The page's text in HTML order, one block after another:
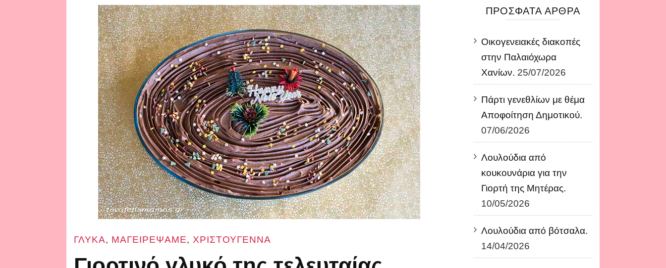
ΓΛΥΚΑ, ΜΑΓΕΙΡΕΨΑΜΕ, ΧΡΙΣΤΟΥΓΕΝΝΑ
ΠΡΌΣΦΑΤΑ ΆΡΘΡΑ
Οικογενειακές διακοπές
στην Παλαιόχωρα
Χανίων. 25/07/2026
Πάρτι γενεθλίων με θέμα
Αποφοίτηση Δημοτικού.
07/06/2026
Λουλούδια από
κουκουνάρια για την
Γιορτή της Μητέρας.
10/05/2026
Λουλούδια από βότσαλα.
14/04/2026